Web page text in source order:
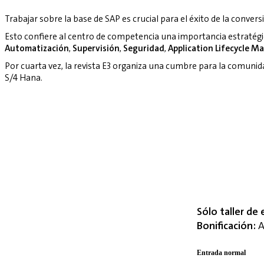
Trabajar sobre la base de SAP es crucial para el éxito de la
Esto confiere al centro de competencia una importancia
Automatización, Supervisión, Seguridad, Application Lifecycle
Por cuarta vez, la revista E3 organiza una cumbre para la
S/4 Hana.
Sólo taller de
Bonificación:
Entrada normal